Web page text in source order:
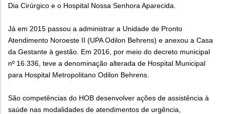
Dia Cirúrgico e o Hospital Nossa Senhora Aparecida.
Já em 2015 passou a administrar a Unidade de Pronto
Atendimento Noroeste II (UPA Odilon Behrens) e anexou a Casa
da Gestante à gestão. Em 2016, por meio do decreto municipal
nº 16.336, teve a denominação alterada de Hospital Municipal
para Hospital Metropolitano Odilon Behrens.
São competências do HOB desenvolver ações de assistência à
saúde nas modalidades de atendimentos de urgência,